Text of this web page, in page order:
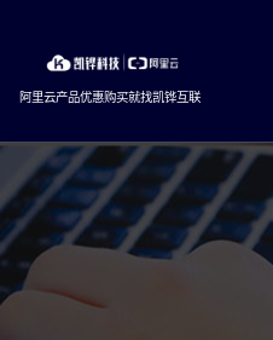
content
阿里云产品优惠购买就找凯铧互联